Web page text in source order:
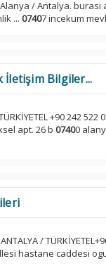
/ Antalya.
... 07407 incekum
İletişim Bilgiler...
+90 242
apt. 26 b 07400
/
hastane caddesi